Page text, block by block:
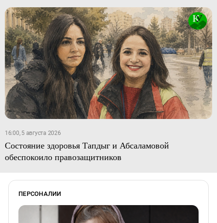
16:00, 5 августа 2026
Состояние здоровья Тапдыг и Абсаламовой
обеспокоило правозащитников
ПЕРСОНАЛИИ